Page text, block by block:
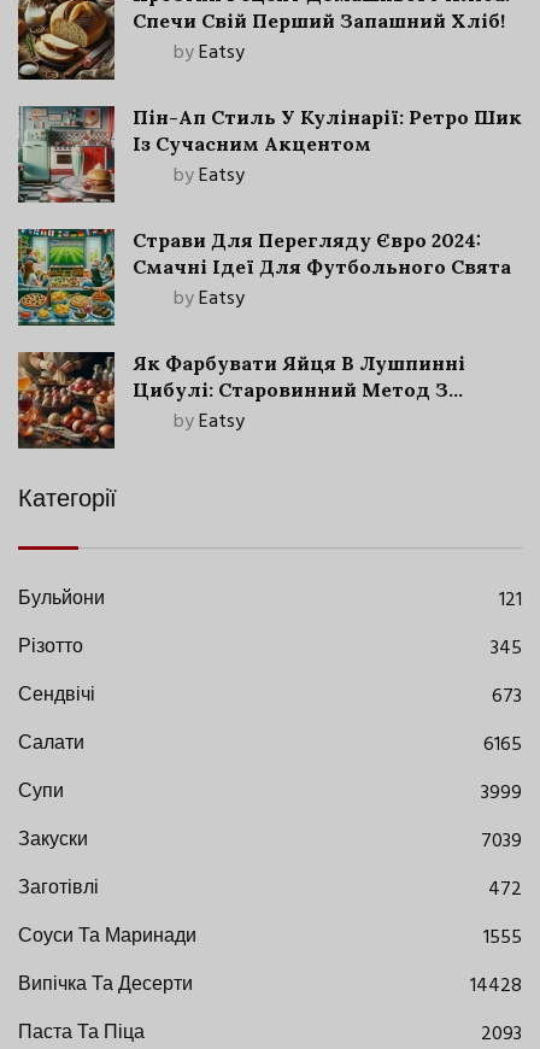
Спечи Свій Перший Запашний Хліб!
byEatsy
Пін-Ап Стиль У Кулінарії: Ретро Шик
Із Сучасним Акцентом
byEatsy
Страви Для Перегляду Євро 2024:
Смачні Ідеї Для Футбольного Свята
byEatsy
Як Фарбувати Яйця В Лушпинні
Цибулі: Старовинний Метод З
Сучасними Нюансами
byEatsy
Категорії
Бульйони
121
Різотто
345
Сендвічі
673
Салати
6165
Супи
3999
Закуски
7039
Заготівлі
472
Соуси Та Маринади
1555
Випічка Та Десерти
14428
Паста Та Піца
2093